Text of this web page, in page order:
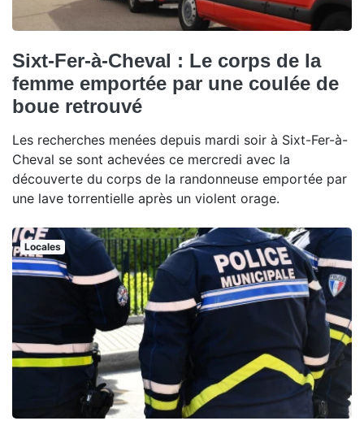
Sixt-Fer-à-Cheval : Le corps de la
femme emportée par une coulée de
boue retrouvé
Les recherches menées depuis mardi soir à Sixt-Fer-à-
Cheval se sont achevées ce mercredi avec la
découverte du corps de la randonneuse emportée par
une lave torrentielle après un violent orage.
Locales